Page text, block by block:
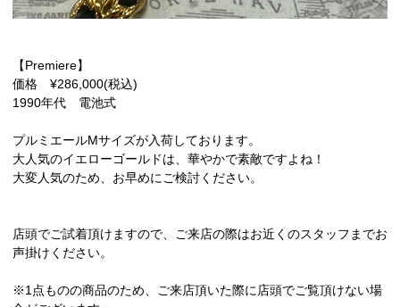
【Premiere】
価格 ¥286,000(税込)
1990年代 電池式
プルミエールMサイズが入荷しております。
大人気のイエローゴールドは、華やかで素敵ですよね！
大変人気のため、お早めにご検討ください。
店頭でご試着頂けますので、ご来店の際はお近くのスタッフまでお
声掛けください。
※1点ものの商品のため、ご来店頂いた際に店頭でご覧頂けない場